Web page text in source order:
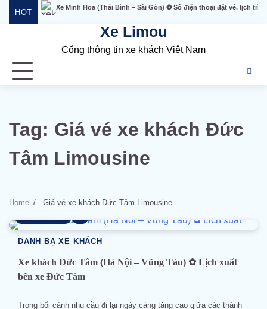
HOT
Xe Minh Hoa (Thái Bình – Sài Gòn) ❂ Số điện thoại đặt vé, lịch
Xe Limou
Cổng thông tin xe khách Việt Nam
Tag: Giá vé xe khách Đức
Tâm Limousine
Home Giá vé xe khách Đức Tâm Limousine
DANH BẠ XE KHÁCH
Xe khách Đức Tâm (Hà Nội – Vũng Tàu) ✿ Lịch xuất
bến xe Đức Tâm
Trong bối cảnh nhu cầu đi lại ngày càng tăng cao giữa các thành